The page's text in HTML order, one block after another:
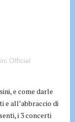
Official
e come darle
e all’abbraccio di
i 3 concerti